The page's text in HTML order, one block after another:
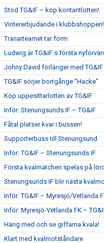
Stöd TG&IF – köp kontantlotten!
Vintererbjudande i klubbshoppen!
Tränarteamet tar form
Ludwig är TG&IF:s första
Johny David förlänger med TG&IF
TG&IF sörjer bortgånge ”Hacke”
Köp uppesittarlotten av TG&IF
Inför: Stenungsunds IF – TG&IF
Fåtal platser kvar i bussen!
Supporterbuss till Stenungsund
Inför: TG&IF – Stenungsunds IF
Första kvalmatchen spelas på
Stenungsunds IF blir nästa
Inför: TG&IF – Myresjö/Vetlanda
Inför: Myresjö-Vetlanda FK –
Häng med och se giffarna kvala!
Klart med kvalmotståndare